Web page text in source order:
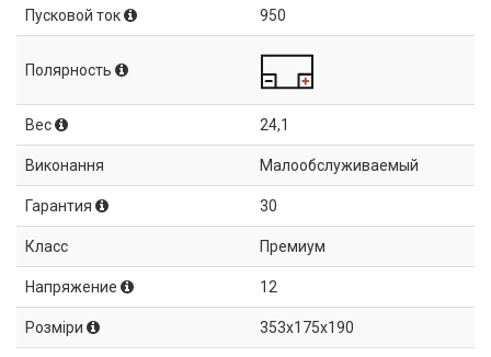
Пусковой ток 950
Полярность
Вес 24,1
Виконання Малообслуживаемый
Гарантия 30
Класс Премиум
Напряжение 12
Розміри 353x175x190